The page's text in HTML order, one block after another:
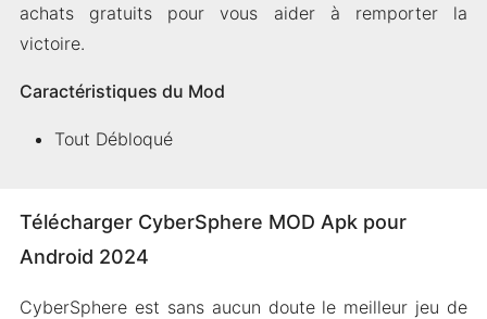
achats gratuits pour vous aider à remporter la
victoire.
Caractéristiques du Mod
Tout Débloqué
Télécharger CyberSphere MOD Apk pour
Android 2024
CyberSphere est sans aucun doute le meilleur jeu de